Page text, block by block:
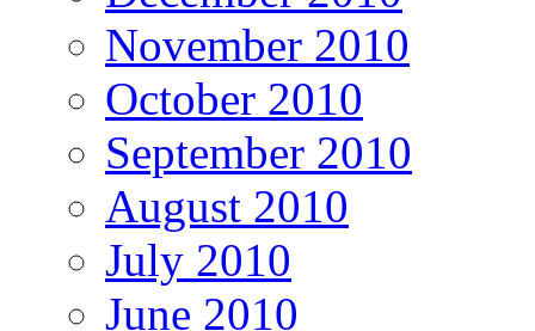
November 2010
October 2010
September 2010
August 2010
July 2010
June 2010